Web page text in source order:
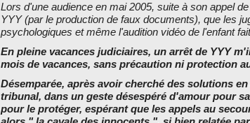
Lors d'une audience en mai 2005, suite à son appel
YYY (par le production de faux documents), que les
psychologiques et même l'audition vidéo de l'enfant
En pleine vacances judiciaires, un arrêt de YYY
mois de vacances, sans précaution ni protection
Désemparée, après avoir cherché des solutions
tribunal, dans un geste désespéré d'amour pour
pour le protéger, espérant que les appels au